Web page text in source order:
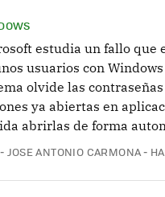
estudia un fallo que
usuarios con
olvide las
ya abiertas en
abrirlas de forma
COMENTARIOS
JOSE ANTONIO CARMONA